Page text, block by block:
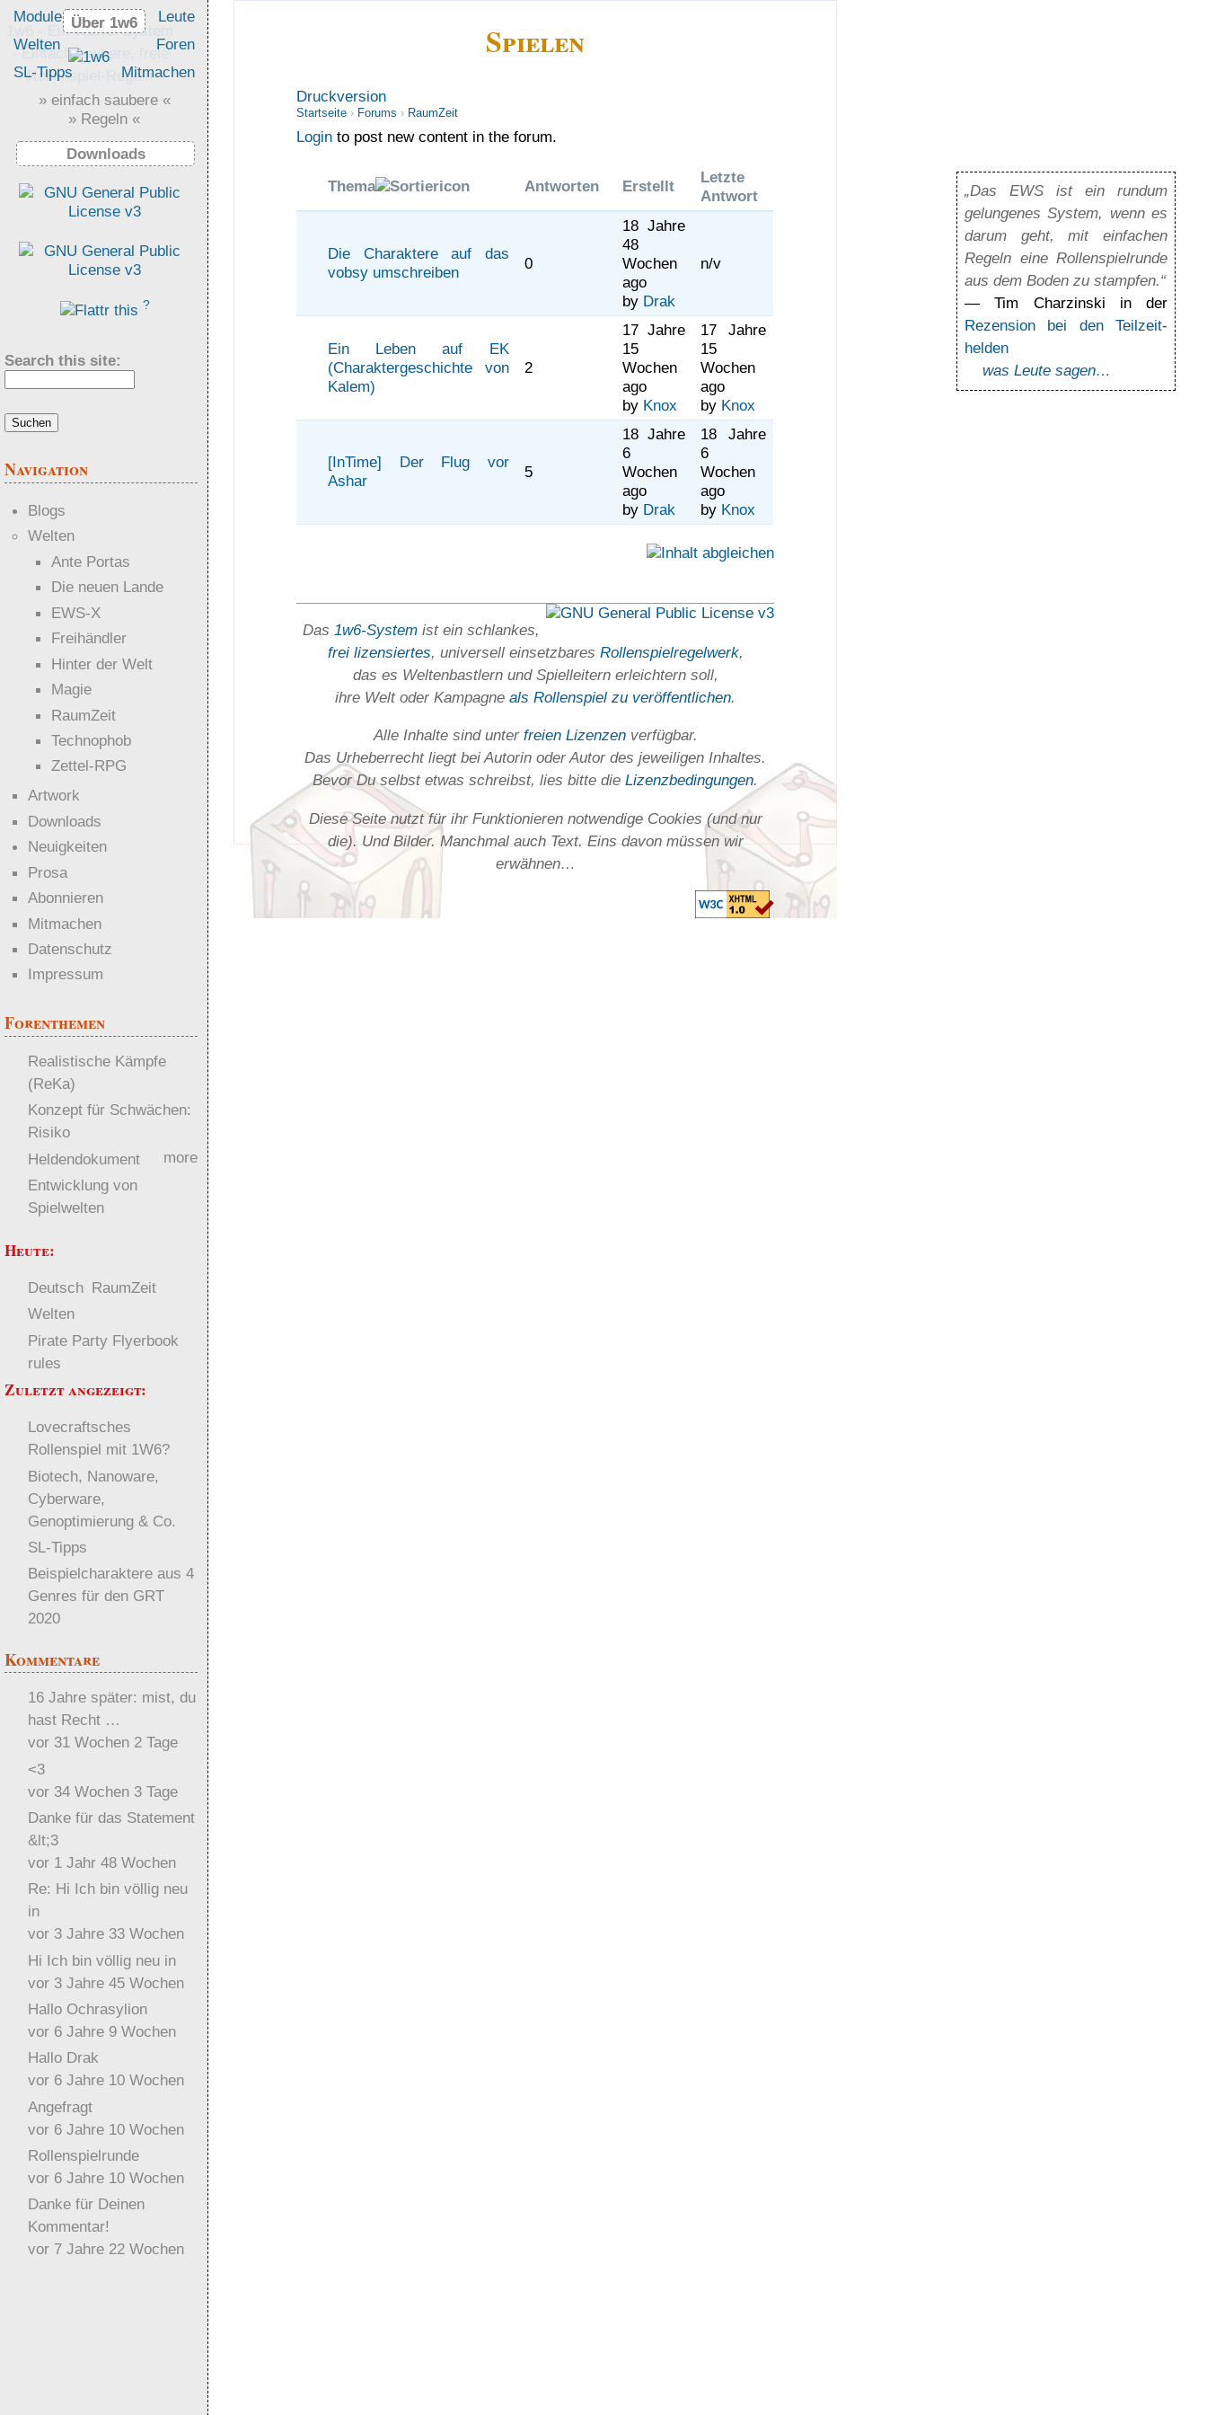
1w6 - Ein Würfel System
- Einfach saubere, freie
Rollenspiel-Regeln
Spielen
Druckversion
Startseite › Forums › RaumZeit
Login to post new content in the forum.
Thema Antworten Erstellt
Letzte
Antwort
Die Charaktere auf das
vobsy umschreiben
0
18 Jahre
48
Wochen
ago
by Drak
n/v
Ein Leben auf EK
(Charaktergeschichte von
Kalem)
2
17 Jahre
15
Wochen
ago
by Knox
17 Jahre
15
Wochen
ago
by Knox
[InTime] Der Flug vor
Ashar
5
18 Jahre
6
Wochen
ago
by Drak
18 Jahre
6
Wochen
ago
by Knox
Das 1w6-System ist ein schlankes,
frei lizensiertes, universell einsetz­bares Rollen­spielregel­werk,
das es Welten­bastlern und Spiel­leitern erleichtern soll,
ihre Welt oder Kam­pagne als Rollenspiel zu ver­öffent­lichen.
Alle Inhalte sind unter freien Lizenzenverfügbar.
Das Urheber­recht liegt bei Autorin oder Autor des jeweiligen In­haltes.
Bevor Du selbst etwas schreibst, lies bitte die Lizenz­bedingungen.
Diese Seite nutzt für ihr Funktionieren notwendige Cookies (und nur
die). Und Bilder. Manchmal auch Text. Eins davon müssen wir
erwähnen…
Über 1w6
Module
Leute
Welten
Foren
SL-Tipps
Mitmachen
» einfach saubere «
» Regeln «
Über 1w6
Downloads
?
Search this site:
Navigation
Blogs
Welten
Ante Portas
Die neuen Lande
EWS-X
Freihändler
Hinter der Welt
Magie
RaumZeit
Technophob
Zettel-RPG
Artwork
Downloads
Neuigkeiten
Prosa
Abonnieren
Mitmachen
Datenschutz
Impressum
Forenthemen
Realistische Kämpfe
(ReKa)
Konzept für Schwächen:
Risiko
Heldendokument
Entwicklung von
Spielwelten
more
Heute:
Deutsch RaumZeit
Welten
Pirate Party Flyerbook
rules
Zuletzt angezeigt:
Lovecraftsches
Rollenspiel mit 1W6?
Biotech, Nanoware,
Cyberware,
Genoptimierung & Co.
SL-Tipps
Beispielcharaktere aus 4
Genres für den GRT
2020
Kommentare
16 Jahre später: mist, du
hast Recht …
vor 31 Wochen 2 Tage
<3
vor 34 Wochen 3 Tage
Danke für das Statement
&lt;3
vor 1 Jahr 48 Wochen
Re: Hi Ich bin völlig neu
in
vor 3 Jahre 33 Wochen
Hi Ich bin völlig neu in
vor 3 Jahre 45 Wochen
Hallo Ochrasylion
vor 6 Jahre 9 Wochen
Hallo Drak
vor 6 Jahre 10 Wochen
Angefragt
vor 6 Jahre 10 Wochen
Rollenspielrunde
vor 6 Jahre 10 Wochen
Danke für Deinen
Kommentar!
vor 7 Jahre 22 Wochen
„Das EWS ist ein rundum
gelun­ge­nes Sys­tem, wenn es
darum geht, mit ein­fa­chen
Regeln eine Rol­len­spiel­runde
aus dem Boden zu stamp­fen.“
— Tim Charzinski in der
Rezension bei den Teil­zeit­
helden
was Leute sagen…